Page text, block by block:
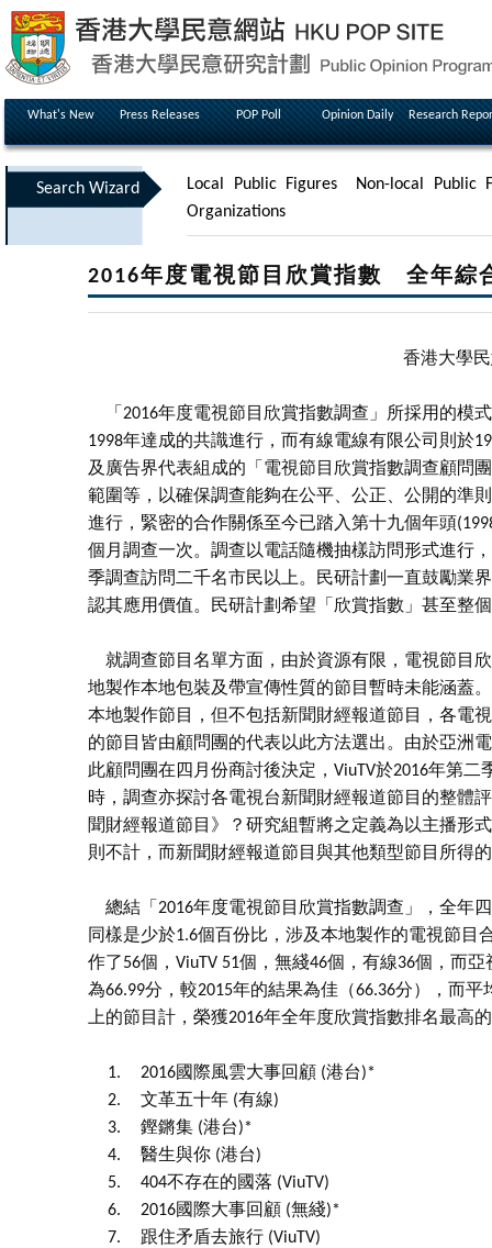
What's New Press Releases POP Poll Opinion Daily Research
Search Wizard Local Public Figures
Non-local Public
Organizations
2016年度電視節目欣賞指數 全年綜
香港大學
「2016年度電視節目欣賞指數調查」所採用的模
1998年達成的共識進行，而有線電線有限公司則於
及廣告界代表組成的「電視節目欣賞指數調查顧問
範圍等，以確保調查能夠在公平、公正、公開的準
進行，緊密的合作關係至今已踏入第十九個年頭
個月調查一次。調查以電話隨機抽樣訪問形式進行
季調查訪問二千名市民以上。民研計劃一直鼓勵業
認其應用價值。民研計劃希望「欣賞指數」甚至整
就調查節目名單方面，由於資源有限，電視節目
地製作本地包裝及帶宣傳性質的節目暫時未能涵蓋
本地製作節目，但不包括新聞財經報道節目，各電
的節目皆由顧問團的代表以此方法選出。由於亞洲
此顧問團在四月份商討後決定，ViuTV於2016年第
時，調查亦探討各電視台新聞財經報道節目的整體
聞財經報道節目》？研究組暫將之定義為以主播形
則不計，而新聞財經報道節目與其他類型節目所得
總結「2016年度電視節目欣賞指數調查」，全年
同樣是少於1.6個百份比，涉及本地製作的電視節
作了56個，ViuTV 51個，無綫46個，有線36個，而
為66.99分，較2015年的結果為佳（66.36分），而
上的節目計，榮獲2016年全年度欣賞指數排名最高
1.
2016國際風雲大事回顧 (港台)*
2.
文革五十年 (有線)
3.
鏗鏘集 (港台)*
4.
醫生與你 (港台)
5.
404不存在的國落 (ViuTV)
6.
2016國際大事回顧 (無綫)*
7.
跟住矛盾去旅行 (ViuTV)